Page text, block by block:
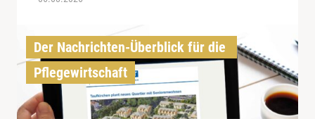
Der Nachrichten-Überblick für die
Pflegewirtschaft